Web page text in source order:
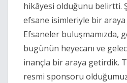
hikâyesi olduğunu belirtti.
efsane isimleriyle bir araya
Efsaneler buluşmamızda,
bugünün heyecanı ve
inançla bir araya getirdik.
resmi sponsoru